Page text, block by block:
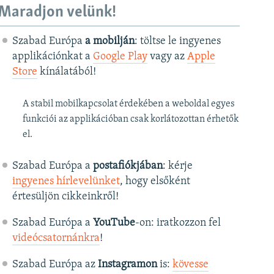
velünk!
Szabad Európa a mobilján: töltse le ingyenes
applikációnkat a Google Playvagy az Apple
Store kínálatából!
A stabil mobilkapcsolat érdekében a weboldal egyes
funkciói az applikációban csak korlátozottan érhetők
el.
Szabad Európa a postafiókjában: kérje
ingyenes hírlevelünket, hogy elsőként
értesüljön cikkeinkről!
Szabad Európa a YouTube-on: iratkozzon fel
videócsatornánkra!
Szabad Európa az Instagramonis: kövesse